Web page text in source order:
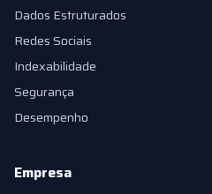
Dados Estruturados
Redes Sociais
Indexabilidade
Segurança
Desempenho
Empresa